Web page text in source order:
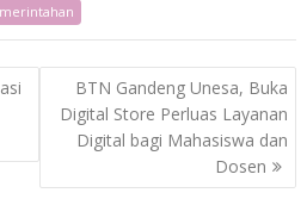
BTN Gandeng Unesa, Buka
Digital Store Perluas Layanan
Digital bagi Mahasiswa dan
Dosen